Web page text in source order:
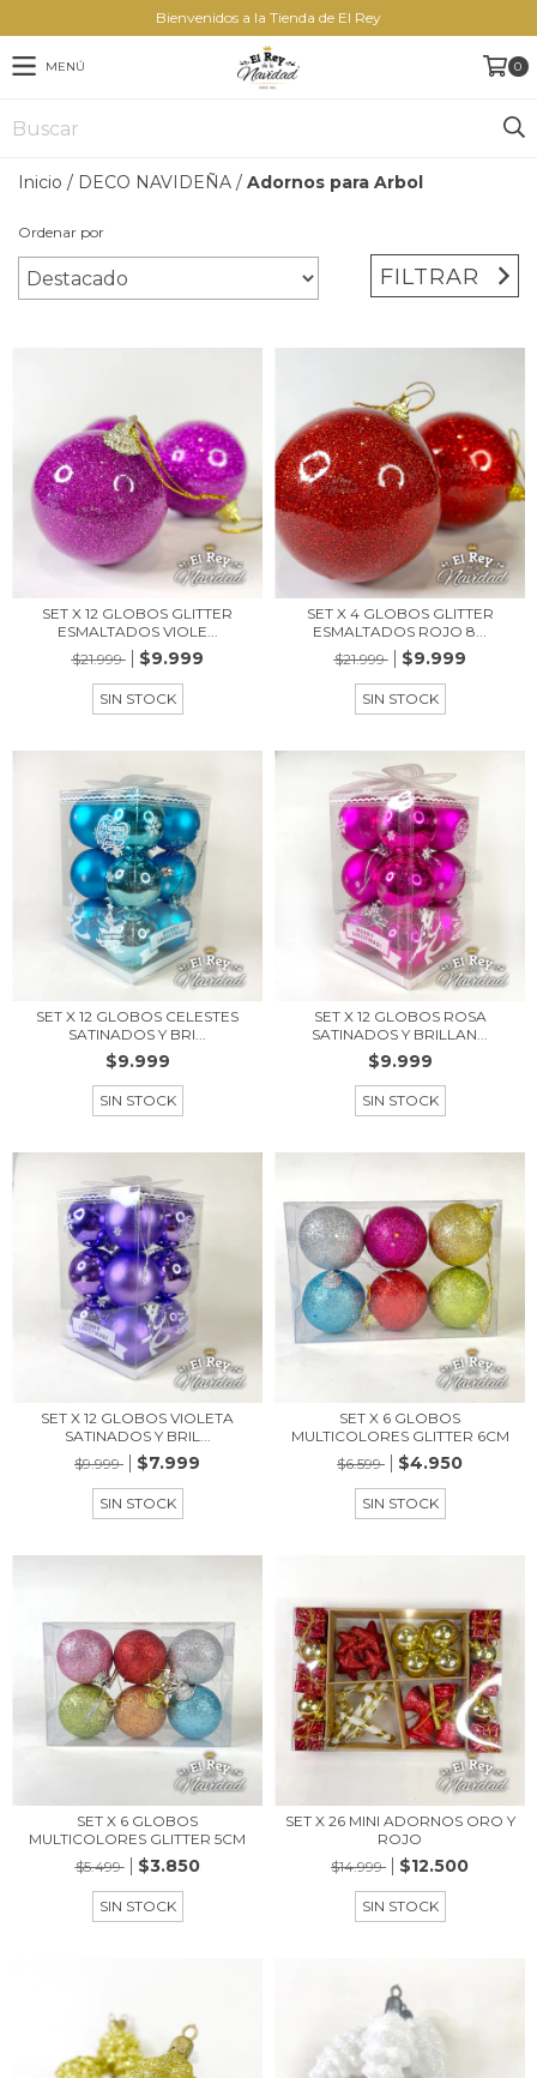
Bienvenidos a la Tienda de El Rey
MENÚ 0
Inicio / DECO NAVIDEÑA / Adornos para Arbol
Ordenar por
FILTRAR
SET X 12 GLOBOS GLITTER
ESMALTADOS VIOLE...
$21.999
$9.999
SIN STOCK
SET X 4 GLOBOS GLITTER
ESMALTADOS ROJO 8...
$21.999
$9.999
SIN STOCK
SET X 12 GLOBOS CELESTES
SATINADOS Y BRI...
$9.999
SIN STOCK
SET X 12 GLOBOS ROSA
SATINADOS Y BRILLAN...
$9.999
SIN STOCK
SET X 12 GLOBOS VIOLETA
SATINADOS Y BRIL...
$9.999
$7.999
SIN STOCK
SET X 6 GLOBOS
MULTICOLORES GLITTER 6CM
$6.599
$4.950
SIN STOCK
SET X 6 GLOBOS
MULTICOLORES GLITTER 5CM
$5.499
$3.850
SIN STOCK
SET X 26 MINI ADORNOS ORO Y
ROJO
$14.999
$12.500
SIN STOCK